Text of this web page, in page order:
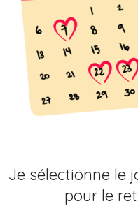
Je sélectionne le
pour le